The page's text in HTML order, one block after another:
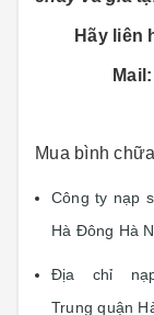
Hãy liên
Mua bình
Công ty nạp
Hà Đông Hà
Địa chỉ
Trung quận